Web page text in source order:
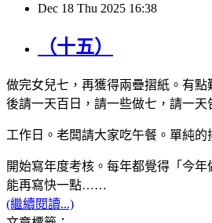
Dec 18 Thu 2025 16:38
（十五）
做完女兒七，再獲得兩疊摺紙。有
後請一天百日，請一些做七，請一
工作日。老闆請大家吃午餐。單純
開始寫年度考核。每年都覺得「今
能再寫快一點……
(繼續閱讀...)